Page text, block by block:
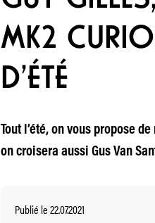
MK2
D’ÉTÉ
Tout l’été, on vous propose
on croisera aussi Gus Van
Publié le 22.07.2021